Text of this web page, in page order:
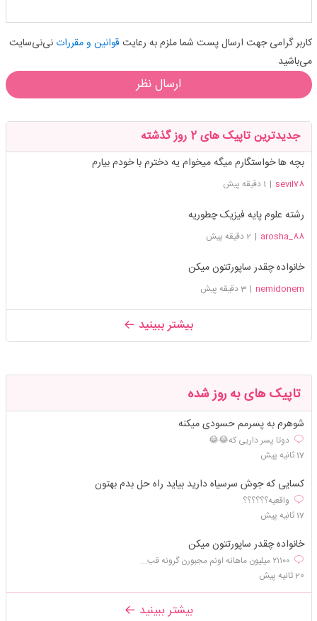
کاربر گرامی جهت ارسال پست شما ملزم به رعایت قوانین و مقرراتنی‌نی‌سایت
می‌باشید
ارسال نظر
جدیدترین تاپیک های 2 روز گذشته
بچه ها خواستگارم میگه میخوام یه دخترم با خودم بیارم
sevil78
| 1 دقیقه پیش
رشته علوم پایه فیزیک چطوریه
arosha_88
| 2 دقیقه پیش
خانواده چقدر ساپورتتون میکن
nemidonem
| 3 دقیقه پیش
بیشتر ببینید
تاپیک های به روز شده
شوهرم به پسرمم حسودی میکنه
دوتا پسر داریی که😂😂
17 ثانیه پیش
کسایی که جوش سرسیاه دارید بیاید راه حل بدم بهتون
واقعیه؟؟؟؟؟؟
17 ثانیه پیش
خانواده چقدر ساپورتتون میکن
۲۱۱۰۰ میلیون ماهانه اونم مجبورن گرونه قب...
20 ثانیه پیش
بیشتر ببینید